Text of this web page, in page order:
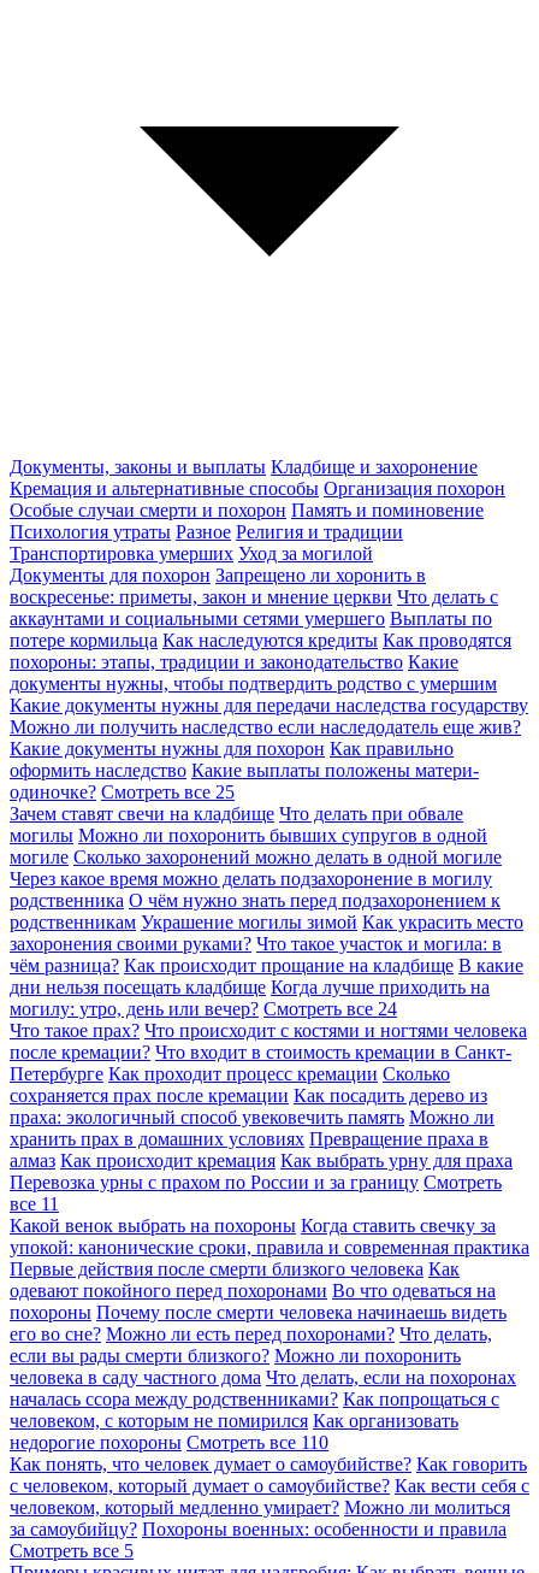
Документы, законы и выплаты Кладбище и захоронение
Кремация и альтернативные способы Организация похорон
Особые случаи смерти и похорон Память и поминовение
Психология утраты Разное Религия и традиции
Транспортировка умерших Уход за могилой
Документы для похорон Запрещено ли хоронить в
воскресенье: приметы, закон и мнение церкви Что делать с
аккаунтами и социальными сетями умершего Выплаты по
потере кормильца Как наследуются кредиты Как проводятся
похороны: этапы, традиции и законодательство Какие
документы нужны, чтобы подтвердить родство с умершим
Какие документы нужны для передачи наследства государству
Можно ли получить наследство если наследодатель еще жив?
Какие документы нужны для похорон Как правильно
оформить наследство Какие выплаты положены матери-
одиночке? Смотреть все 25
Зачем ставят свечи на кладбище Что делать при обвале
могилы Можно ли похоронить бывших супругов в одной
могиле Сколько захоронений можно делать в одной могиле
Через какое время можно делать подзахоронение в могилу
родственника О чём нужно знать перед подзахоронением к
родственникам Украшение могилы зимой Как украсить место
захоронения своими руками? Что такое участок и могила: в
чём разница? Как происходит прощание на кладбище В какие
дни нельзя посещать кладбище Когда лучше приходить на
могилу: утро, день или вечер? Смотреть все 24
Что такое прах? Что происходит с костями и ногтями человека
после кремации? Что входит в стоимость кремации в Санкт-
Петербурге Как проходит процесс кремации Сколько
сохраняется прах после кремации Как посадить дерево из
праха: экологичный способ увековечить память Можно ли
хранить прах в домашних условиях Превращение праха в
алмаз Как происходит кремация Как выбрать урну для праха
Перевозка урны с прахом по России и за границу Смотреть
все 11
Какой венок выбрать на похороны Когда ставить свечку за
упокой: канонические сроки, правила и современная практика
Первые действия после смерти близкого человека Как
одевают покойного перед похоронами Во что одеваться на
похороны Почему после смерти человека начинаешь видеть
его во сне? Можно ли есть перед похоронами? Что делать,
если вы рады смерти близкого? Можно ли похоронить
человека в саду частного дома Что делать, если на похоронах
началась ссора между родственниками? Как попрощаться с
человеком, с которым не помирился Как организовать
недорогие похороны Смотреть все 110
Как понять, что человек думает о самоубийстве? Как говорить
с человеком, который думает о самоубийстве? Как вести себя с
человеком, который медленно умирает? Можно ли молиться
за самоубийцу? Похороны военных: особенности и правила
Смотреть все 5